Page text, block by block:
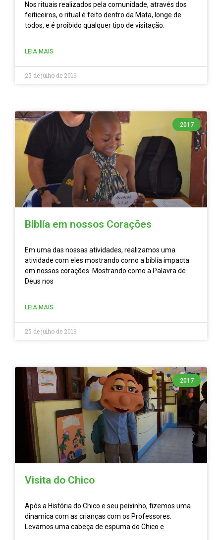
Nos rituais realizados pela comunidade, através dos
feiticeiros, o ritual é feito dentro da Mata, longe de
todos, e é proibido qualquer tipo de visitação.
LEIA MAIS
25 de julho de 2019
2017
Biblía em nossos Corações
Em uma das nossas atividades, realizamos uma
atividade com eles mostrando como a biblía impacta
em nossos corações. Mostrando como a Palavra de
Deus nos
LEIA MAIS
25 de julho de 2019
2017
Visita do Chico
Após a História do Chico e seu peixinho, fizemos uma
dinamica com as crianças com os Professores.
Levamos uma cabeça de espuma do Chico e